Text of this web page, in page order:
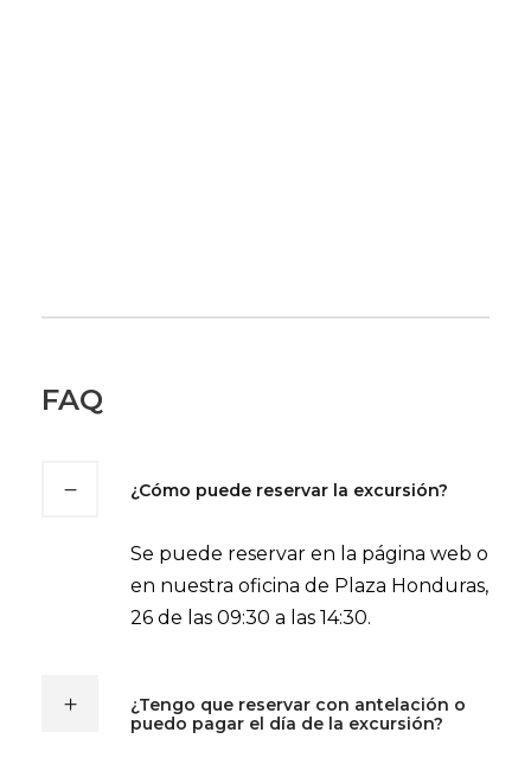
FAQ
¿Cómo puede reservar la excursión?
Se puede reservar en la página web o
en nuestra oficina de Plaza Honduras,
26 de las 09:30 a las 14:30.
¿Tengo que reservar con antelación o
puedo pagar el día de la excursión?